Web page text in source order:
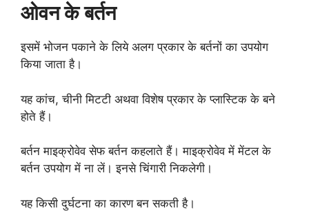
ओवन के बर्तन
इसमें भोजन पकाने के लिये अलग प्रकार के बर्तनों का उपयोग
किया जाता है।
यह कांच, चीनी मिटटी अथवा विशेष प्रकार के प्लास्टिक के बने
होते हैं।
बर्तन माइक्रोवेव सेफ बर्तन कहलाते हैं। माइक्रोवेव में मेंटल के
बर्तन उपयोग में ना लें। इनसे चिंगारी निकलेगी।
यह किसी दुर्घटना का कारण बन सकती है।